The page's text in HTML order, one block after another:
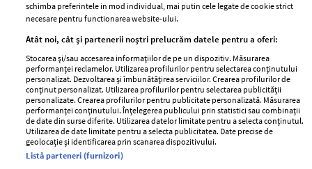
GSP
Unica
Baby
Retete
femei
Viva
Avantaje
Retete practice
Pariază responsabil! Decizia ONJN nr. 821/25.09.2025.
Jocurile de noroc sunt interzise minorilor.
schimba preferintele in mod individual, mai putin cele legate de cookie strict
necesare pentru functionarea website-ului.
Atât noi, cât și partenerii noștri prelucrăm datele pentru a oferi:
Stocarea și/sau accesarea informațiilor de pe un dispozitiv. Măsurarea
performanței reclamelor. Utilizarea profilurilor pentru selectarea conținutului
personalizat. Dezvoltarea și îmbunătățirea serviciilor. Crearea profilurilor de
conținut personalizat. Utilizarea profilurilor pentru selectarea publicității
personalizate. Crearea profilurilor pentru publicitate personalizată. Măsurarea
performanței conținutului. Înțelegerea publicului prin statistici sau combinații
de date din surse diferite. Utilizarea datelor limitate pentru a selecta conținutul.
Utilizarea de date limitate pentru a selecta publicitatea. Date precise de
geolocație și identificarea prin scanarea dispozitivului.
Listă parteneri (furnizori)